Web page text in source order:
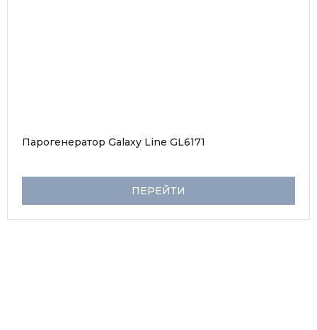
Парогенератор Galaxy Line GL6171
ПЕРЕЙТИ